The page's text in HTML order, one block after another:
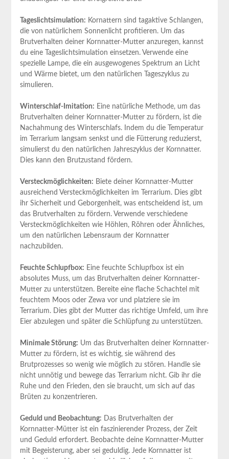
Tageslichtsimulation: Kornattern sind tagaktive Schlangen,
die von natürlichem Sonnenlicht profitieren. Um das
Brutverhalten deiner Kornnatter-Mutter anzuregen, kannst
du eine Tageslichtsimulation einsetzen. Verwende eine
spezielle Lampe, die ein ausgewogenes Spektrum an Licht
und Wärme bietet, um den natürlichen Tageszyklus zu
simulieren.
Winterschlaf-Imitation: Eine natürliche Methode, um das
Brutverhalten deiner Kornnatter-Mutter zu fördern, ist die
Nachahmung des Winterschlafs. Indem du die Temperatur
im Terrarium langsam senkst und die Fütterung reduzierst,
simulierst du den natürlichen Jahreszyklus der Kornnatter.
Dies kann den Brutzustand fördern.
Versteckmöglichkeiten: Biete deiner Kornnatter-Mutter
ausreichend Versteckmöglichkeiten im Terrarium. Dies gibt
ihr Sicherheit und Geborgenheit, was entscheidend ist, um
das Brutverhalten zu fördern. Verwende verschiedene
Versteckmöglichkeiten wie Höhlen, Röhren oder Ähnliches,
um den natürlichen Lebensraum der Kornnatter
nachzubilden.
Feuchte Schlupfbox: Eine feuchte Schlupfbox ist ein
absolutes Muss, um das Brutverhalten deiner Kornnatter-
Mutter zu unterstützen. Bereite eine flache Schachtel mit
feuchtem Moos oder Zewa vor und platziere sie im
Terrarium. Dies gibt der Mutter das richtige Umfeld, um ihre
Eier abzulegen und später die Schlüpfung zu unterstützen.
Minimale Störung: Um das Brutverhalten deiner Kornnatter-
Mutter zu fördern, ist es wichtig, sie während des
Brutprozesses so wenig wie möglich zu stören. Handle sie
nicht unnötig und bewege das Terrarium nicht. Gib ihr die
Ruhe und den Frieden, den sie braucht, um sich auf das
Brüten zu konzentrieren.
Geduld und Beobachtung: Das Brutverhalten der
Kornnatter-Mütter ist ein faszinierender Prozess, der Zeit
und Geduld erfordert. Beobachte deine Kornnatter-Mutter
mit Begeisterung, aber sei geduldig. Jede Kornnatter ist